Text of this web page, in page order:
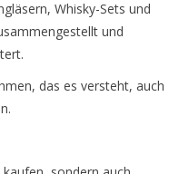
Whisky-Sets und
und
das es versteht, auch